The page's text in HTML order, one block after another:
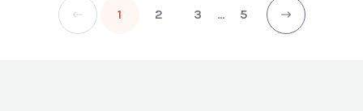
1 2 3 ... 5